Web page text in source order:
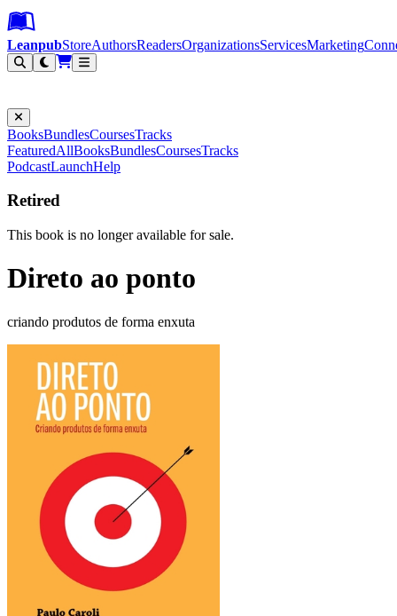
Leanpub Header
Leanpub Navigation
Skip to main content
Go to Leanpub.com
LeanpubStoreAuthorsReadersOrganizationsServicesMarketing
BooksBundlesCoursesTracks
FeaturedAllBooksBundlesCoursesTracks
PodcastLaunchHelp
Retired
This book is no longer available for sale.
Direto ao ponto
criando produtos de forma enxuta